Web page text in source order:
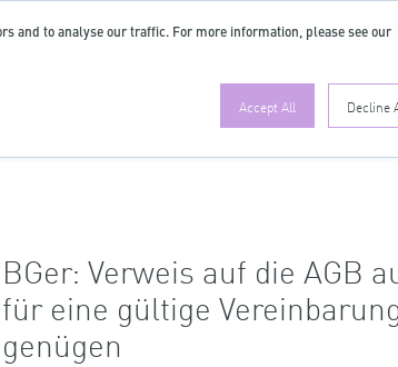
and to analyse our traffic. For more information, please see our
Accept All Decline
BGer: Verweis auf die AGB
für eine gültige
genügen